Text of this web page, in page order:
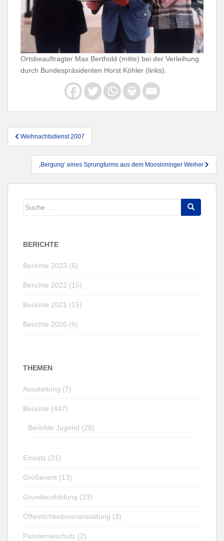
Ortsbeauftragter Max Berthold (mitte) bei der Verleihung
durch Bundespräsidenten Horst Köhler (links).
Beitragsnavigation
Weihnachtsdienst 2007
‚Bergung‘ eines Sprungturms aus dem Moosinninger Weiher
Suche
BERICHTE
Berichte 2023 (6)
Berichte 2022 (16)
Berichte 2021 (15)
Berichte 2020 (9)
THEMEN
Ausstattung (7)
Berichte (447)
Berichte Jugend (28)
Einsatz (21)
Großevent (13)
Grundausbildung (23)
Öffentlichkeitsveranstaltung (3)
Pandemieschutz (2)